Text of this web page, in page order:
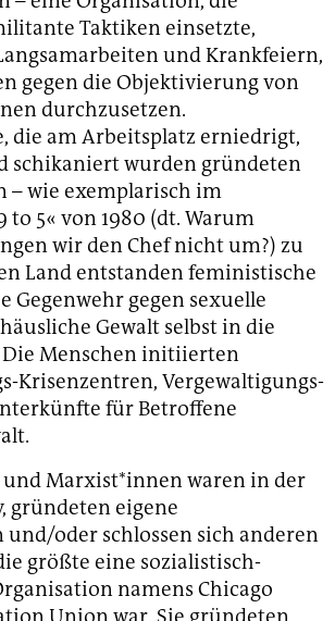
Taktiken einsetzte,
und Krankfeiern,
gegen die Objektivierung von
durchzusetzen.
die am Arbeitsplatz erniedrigt,
schikaniert wurden gründeten
– wie exemplarisch im
to 5« von 1980 (dt. Warum
wir den Chef nicht um?) zu
Land entstanden feministische
Gegenwehr gegen sexuelle
Gewalt selbst in die
Menschen initiierten
Krisenzentren, Vergewaltigungs-
für Betroffene
Marxist*innen waren in der
gründeten eigene
oder schlossen sich anderen
größte eine sozialistisch-
namens Chicago